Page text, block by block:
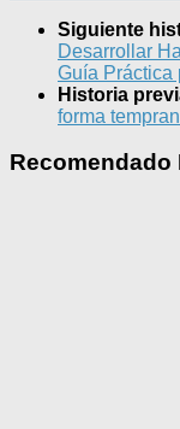
Siguiente
Desarrollar
Guía Práctica
Historia
forma
Recomendado